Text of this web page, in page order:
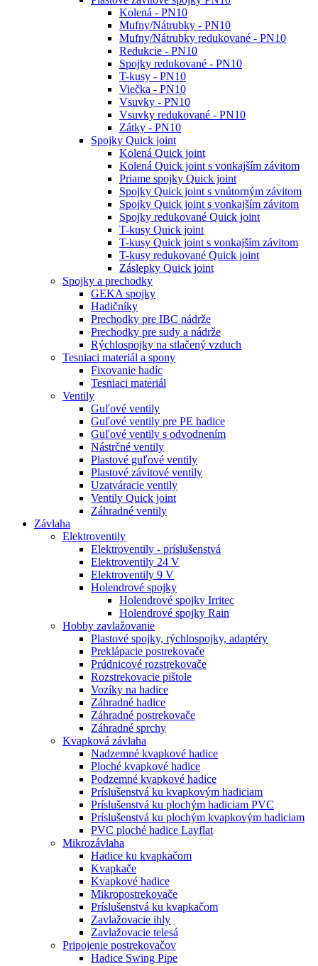
Kolená - PN10
Mufny/Nátrubky - PN10
Mufny/Nátrubky redukované - PN10
Redukcie - PN10
Spojky redukované - PN10
T-kusy - PN10
Viečka - PN10
Vsuvky - PN10
Vsuvky redukované - PN10
Zátky - PN10
Spojky Quick joint
Kolená Quick joint
Kolená Quick joint s vonkajším závitom
Priame spojky Quick joint
Spojky Quick joint s vnútorným závitom
Spojky Quick joint s vonkajším závitom
Spojky redukované Quick joint
T-kusy Quick joint
T-kusy Quick joint s vonkajším závitom
T-kusy redukované Quick joint
Záslepky Quick joint
Spojky a prechodky
GEKA spojky
Hadičníky
Prechodky pre IBC nádrže
Prechodky pre sudy a nádrže
Rýchlospojky na stlačený vzduch
Tesniaci materiál a spony
Fixovanie hadíc
Tesniaci materiál
Ventily
Guľové ventily
Guľové ventily pre PE hadice
Guľové ventily s odvodnením
Nástrčné ventily
Plastové guľové ventily
Plastové závitové ventily
Uzatváracie ventily
Ventily Quick joint
Záhradné ventily
Závlaha
Elektroventily
Elektroventily - príslušenstvá
Elektroventily 24 V
Elektroventily 9 V
Holendrové spojky
Holendrové spojky Irritec
Holendrové spojky Rain
Hobby zavlažovanie
Plastové spojky, rýchlospojky, adaptéry
Preklápacie postrekovače
Prúdnicové rozstrekovače
Rozstrekovacie pištole
Vozíky na hadice
Záhradné hadice
Záhradné postrekovače
Záhradné sprchy
Kvapková závlaha
Nadzemné kvapkové hadice
Ploché kvapkové hadice
Podzemné kvapkové hadice
Príslušenstvá ku kvapkovým hadiciam
Príslušenstvá ku plochým hadiciam PVC
Príslušenstvá ku plochým kvapkovým hadiciam
PVC ploché hadice Layflat
Mikrozávlaha
Hadice ku kvapkačom
Kvapkače
Kvapkové hadice
Mikropostrekovače
Príslušenstvá ku kvapkačom
Zavlažovacie ihly
Zavlažovacie telesá
Pripojenie postrekovačov
Hadice Swing Pipe